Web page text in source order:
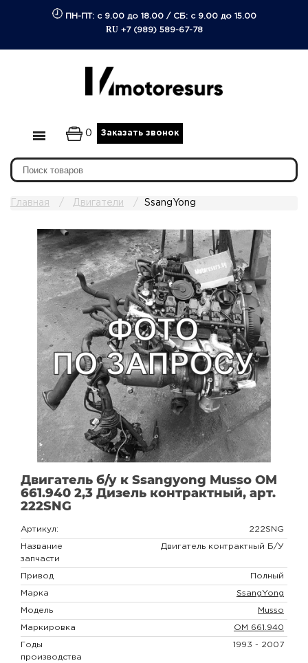
ПН-ПТ: с 9.00 до 18.00/ СБ: с 9.00 до 15.00
RU +7 (989) 589-67-78
0 Заказать звонок
Главная Двигатели SsangYong
Двигатель б/у к Ssangyong Musso OM
661.940 2,3 Дизель контрактный, арт.
222SNG
Артикул: 222SNG
Название
запчасти
Двигатель контрактный Б/У
Привод Полный
Марка SsangYong
Модель Musso
Маркировка OM 661.940
Годы
производства
1993 - 2007